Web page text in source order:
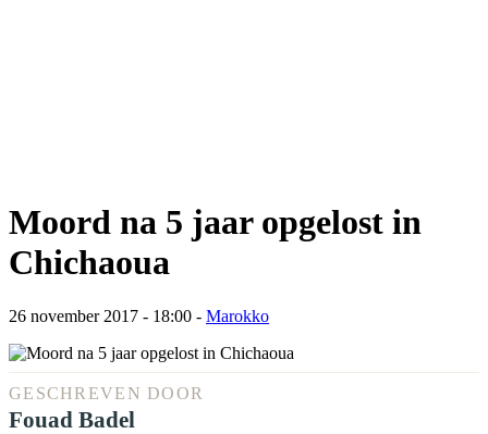
Moord na 5 jaar opgelost in
Chichaoua
26 november 2017 - 18:00 - Marokko
GESCHREVEN DOOR
Fouad Badel